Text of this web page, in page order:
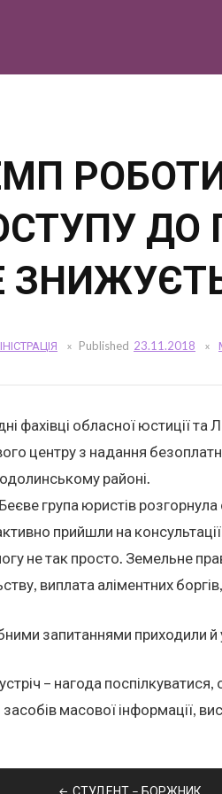
ДО
Published 23.11.2018
фахівці обласної юстиції
центру з надання
районі.
група юристів
прийшли на
не так просто. Земельне
виплата аліментних
запитаннями приходили
– нагода поспілкуватися,
засобів масової інформації,
СТУДЕНТ – БОРЖНИК